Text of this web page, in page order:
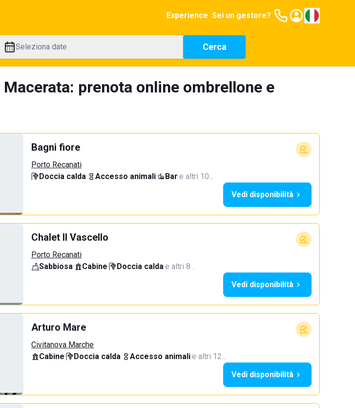
Experience Sei un gestore?
Seleziona date Cerca
prenota online ombrellone e
Bagni fiore
Porto Recanati
Doccia calda· Accesso animali· Bar·e altri 10…
Vedi disponibilità
Chalet Il Vascello
Porto Recanati
Sabbiosa· Cabine· Doccia calda·e altri 8…
Vedi disponibilità
Arturo Mare
Civitanova Marche
Cabine· Doccia calda· Accesso animali·e altri 12…
Vedi disponibilità